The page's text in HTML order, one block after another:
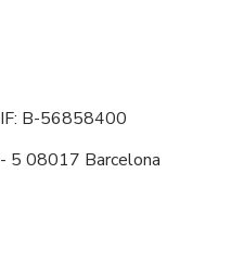
B-56858400
5 08017 Barcelona